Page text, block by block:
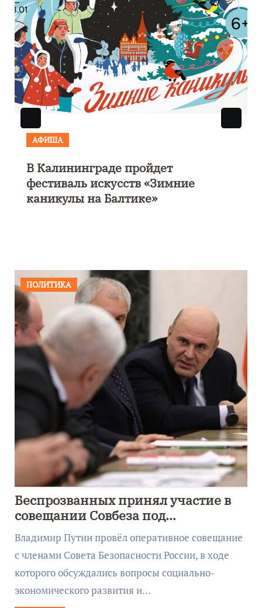
АФИША
В Калининграде пройдет
фестиваль искусств «Зимние
каникулы на Балтике»
ПОЛИТИКА
Беспрозванных принял участие в
совещании Совбеза под
руководством Путина
Владимир Путин провёл оперативное совещание
с членами Совета Безопасности России, в ходе
которого обсуждались вопросы социально-
экономического развития и…